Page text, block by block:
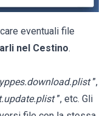
eventuali file
nel Cestino.
”,
”, etc. Gli